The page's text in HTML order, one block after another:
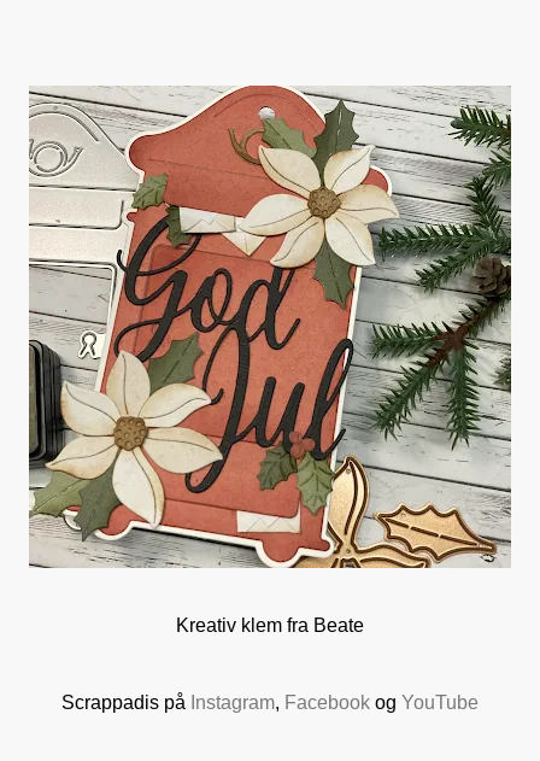
Kreativ klem fra Beate
Scrappadis på Instagram, Facebook og YouTube